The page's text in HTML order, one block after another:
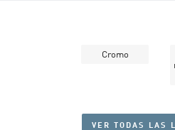
Cromo
VER TODAS LAS